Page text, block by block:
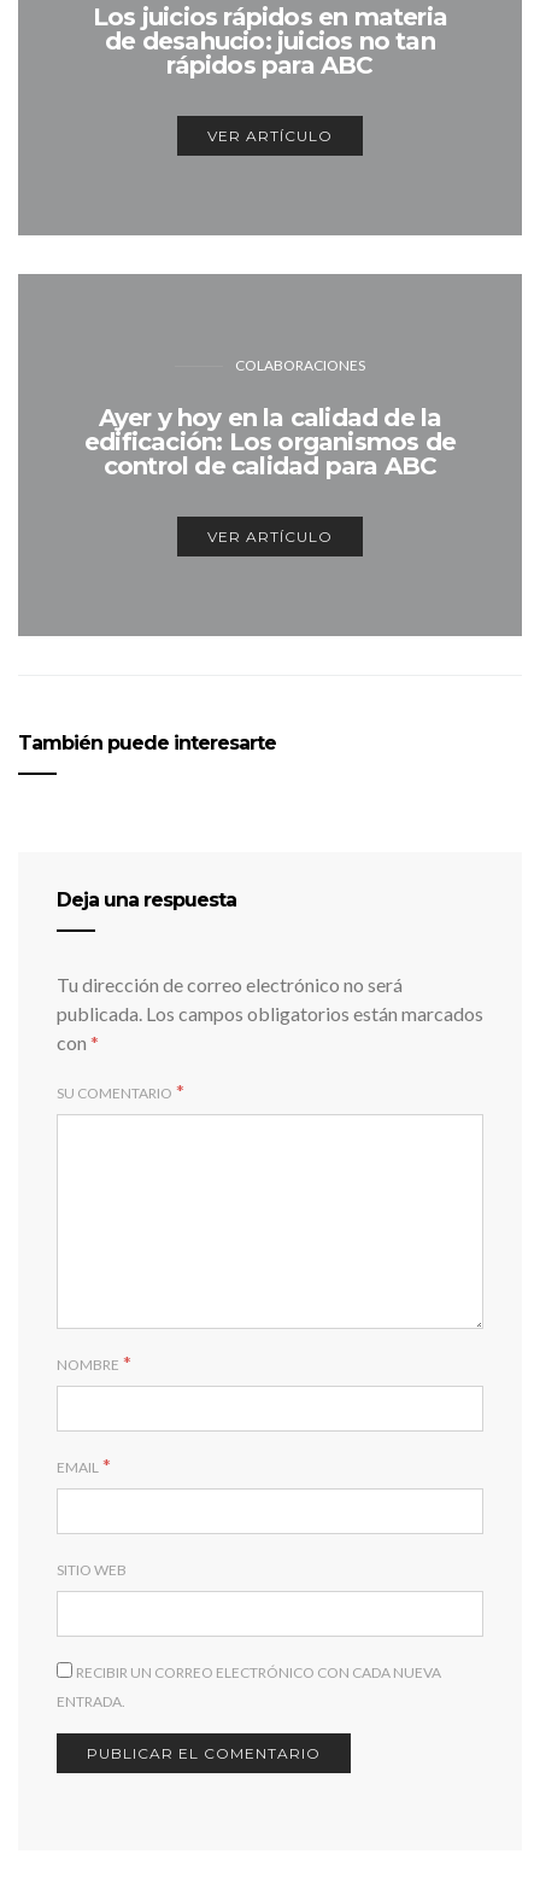
Los juicios rápidos en materia
de desahucio: juicios no tan
rápidos para ABC
VER ARTÍCULO
COLABORACIONES
Ayer y hoy en la calidad de la
edificación: Los organismos de
control de calidad para ABC
VER ARTÍCULO
También puede interesarte
Deja una respuesta
Tu dirección de correo electrónico no será
publicada. Los campos obligatorios están marcados
con *
SU COMENTARIO *
NOMBRE *
EMAIL *
SITIO WEB
RECIBIR UN CORREO ELECTRÓNICO CON CADA NUEVA
ENTRADA.